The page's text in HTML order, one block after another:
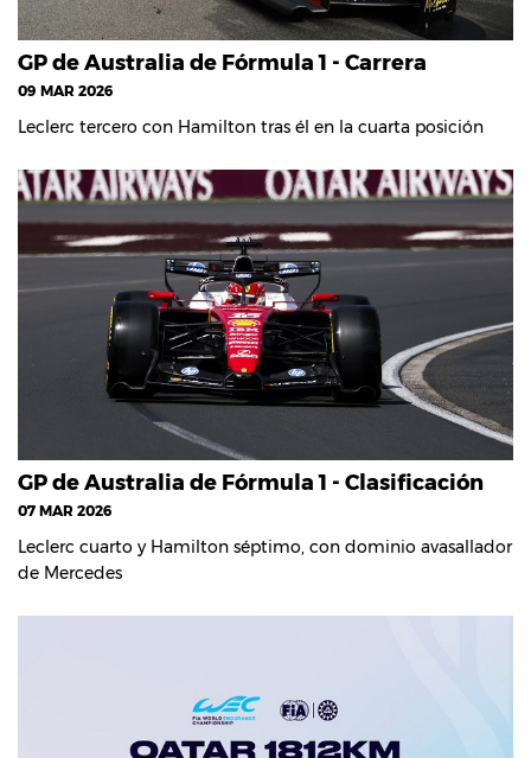
GP de Australia de Fórmula 1 - Carrera
09 MAR 2026
Leclerc tercero con Hamilton tras él en la cuarta posición
GP de Australia de Fórmula 1 - Clasificación
07 MAR 2026
Leclerc cuarto y Hamilton séptimo, con dominio avasallador
de Mercedes